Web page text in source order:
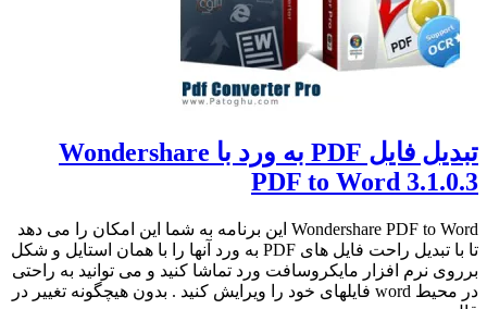
تبدیل فایل PDF به ورد با Wondershare
PDF to Word 3.1.0.3
Wondershare PDF to Word این برنامه به شما این امکان را می دهد
تا با تبدیل راحت فایل های PDF به ورد آنها را با همان استایل و شکل
برروی نرم افزار مایکروسافت ورد تماشا کنید و می توانید به راحتی
در محیط word فایلهای خود را ویرایش کنید . بدون هیچگونه تغییر در